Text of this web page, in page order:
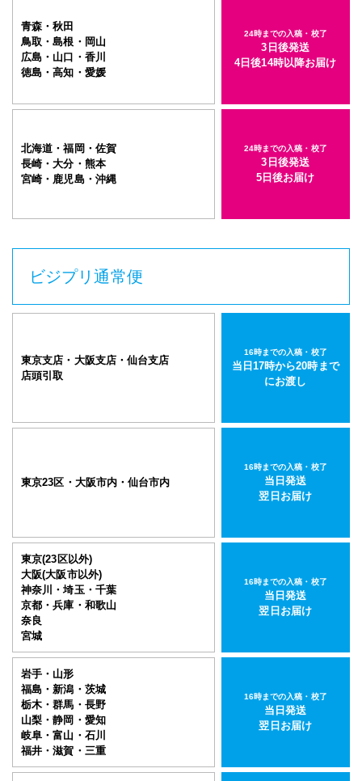
青森・秋田
鳥取・島根・岡山
広島・山口・香川
徳島・高知・愛媛
24時までの入稿・校了
3日後発送
4日後14時以降お届け
北海道・福岡・佐賀
長崎・大分・熊本
宮崎・鹿児島・沖縄
24時までの入稿・校了
3日後発送
5日後お届け
ビジプリ通常便
東京支店・大阪支店・仙台支店
店頭引取
16時までの入稿・校了
当日17時から20時まで
にお渡し
東京23区・大阪市内・仙台市内
16時までの入稿・校了
当日発送
翌日お届け
東京(23区以外)
大阪(大阪市以外)
神奈川・埼玉・千葉
京都・兵庫・和歌山
奈良
宮城
16時までの入稿・校了
当日発送
翌日お届け
岩手・山形
福島・新潟・茨城
栃木・群馬・長野
山梨・静岡・愛知
岐阜・富山・石川
福井・滋賀・三重
16時までの入稿・校了
当日発送
翌日お届け